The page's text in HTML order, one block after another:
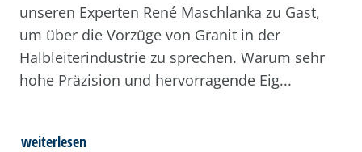
unseren Experten René Maschlanka zu Gast,
um über die Vorzüge von Granit in der
Halbleiterindustrie zu sprechen. Warum sehr
hohe Präzision und hervorragende Eig...
weiterlesen